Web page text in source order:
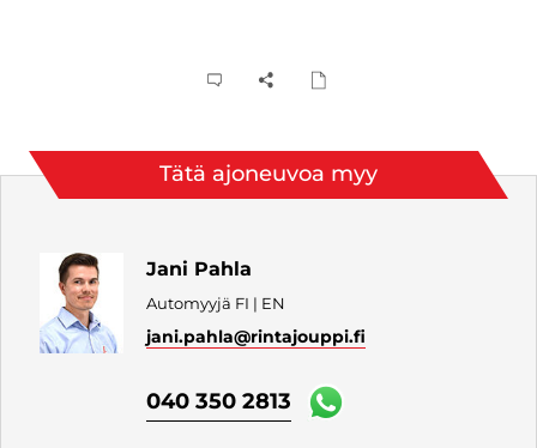
Tätä ajoneuvoa myy
Jani Pahla
Automyyjä FI | EN
jani.pahla@rintajouppi.fi
040 350 2813